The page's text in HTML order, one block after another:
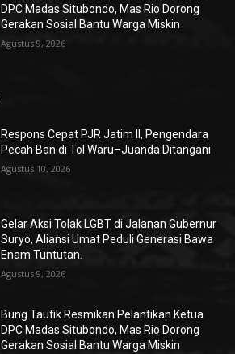
DPC Madas Situbondo, Mas Rio Dorong
Gerakan Sosial Bantu Warga Miskin
Agustus 9, 2026
Respons Cepat PJR Jatim II, Pengendara
Pecah Ban di Tol Waru–Juanda Ditangani
Agustus 10, 2026
Gelar Aksi Tolak LGBT di Jalanan Gubernur
Suryo, Aliansi Umat Peduli Generasi Bawa
Enam Tuntutan.
Agustus 9, 2026
Bung Taufik Resmikan Pelantikan Ketua
DPC Madas Situbondo, Mas Rio Dorong
Gerakan Sosial Bantu Warga Miskin